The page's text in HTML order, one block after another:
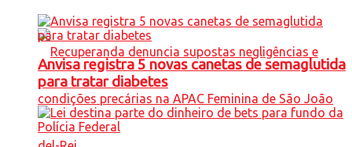
Anvisa registra 5 novas canetas de semaglutida
para tratar diabetes